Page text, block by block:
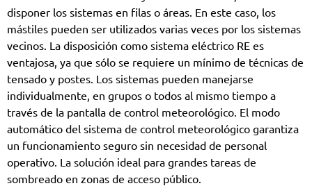
disponer los sistemas en filas o áreas. En este caso, los
mástiles pueden ser utilizados varias veces por los sistemas
vecinos. La disposición como sistema eléctrico RE es
ventajosa, ya que sólo se requiere un mínimo de técnicas de
tensado y postes. Los sistemas pueden manejarse
individualmente, en grupos o todos al mismo tiempo a
través de la pantalla de control meteorológico. El modo
automático del sistema de control meteorológico garantiza
un funcionamiento seguro sin necesidad de personal
operativo. La solución ideal para grandes tareas de
sombreado en zonas de acceso público.